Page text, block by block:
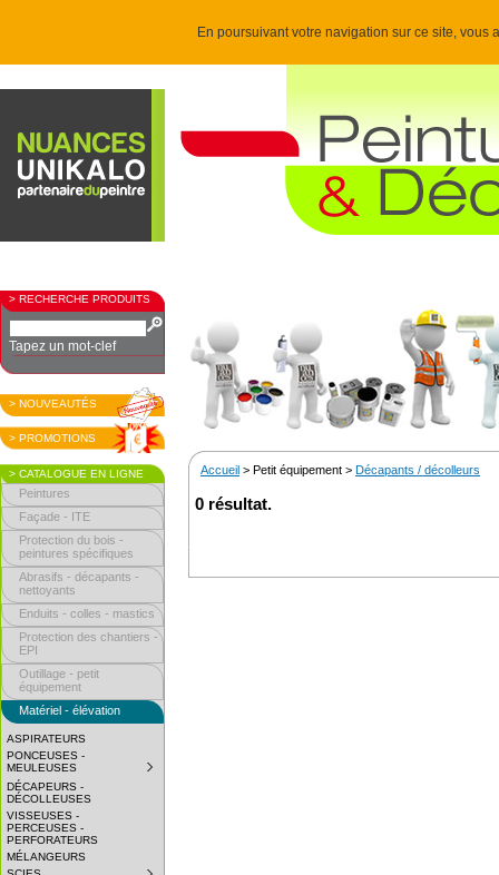
En poursuivant votre navigation sur ce site,
> RECHERCHE PRODUITS
Tapez un mot-clef
> NOUVEAUTÉS
> PROMOTIONS
> CATALOGUE EN LIGNE
Peintures
Façade - ITE
Protection du bois -
peintures spécifiques
Abrasifs - décapants -
nettoyants
Enduits - colles - mastics
Protection des chantiers -
EPI
Outillage - petit
équipement
Matériel - élévation
ASPIRATEURS
PONCEUSES -
MEULEUSES
DÉCAPEURS -
DÉCOLLEUSES
VISSEUSES -
PERCEUSES -
PERFORATEURS
MÉLANGEURS
Accueil > Petit équipement > Décapants / décolleurs
0 résultat.